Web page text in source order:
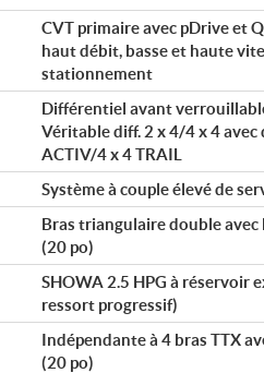
CVT primaire avec pDrive et
haut débit, basse et haute
stationnement
Différentiel avant
Véritable diff. 2 x 4/4 x 4
ACTIV/4 x 4 TRAIL
Système à couple élevé de
Bras triangulaire double
(20 po)
SHOWA 2.5 HPG à réservoir
ressort progressif)
Indépendante à 4 bras TTX
(20 po)